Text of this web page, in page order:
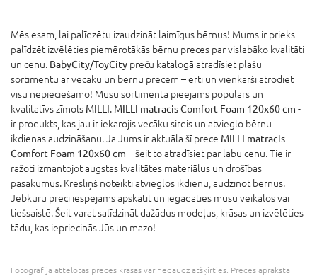
Mēs esam, lai palīdzētu izaudzināt laimīgus bērnus! Mums ir prieks
palīdzēt izvēlēties piemērotākās bērnu preces par vislabāko kvalitāti
un cenu. BabyCity/ToyCity preču katalogā atradīsiet plašu
sortimentu ar vecāku un bērnu precēm – ērti un vienkārši atrodiet
visu nepieciešamo! Mūsu sortimentā pieejams populārs un
kvalitatīvs zīmols MILLI. MILLI matracis Comfort Foam 120x60 cm -
ir produkts, kas jau ir iekarojis vecāku sirdis un atvieglo bērnu
ikdienas audzināšanu. Ja Jums ir aktuāla šī prece MILLI matracis
Comfort Foam 120x60 cm – šeit to atradīsiet par labu cenu. Tie ir
ražoti izmantojot augstas kvalitātes materiālus un drošības
pasākumus. Krēsliņš noteikti atvieglos ikdienu, audzinot bērnus.
Jebkuru preci iespējams apskatīt un iegādāties mūsu veikalos vai
tiešsaistē. Šeit varat salīdzināt dažādus modeļus, krāsas un izvēlēties
tādu, kas iepriecinās Jūs un mazo!
Fotogrāfijā attēlotās preces krāsas var nedaudz atšķirties. Preces aprakstā